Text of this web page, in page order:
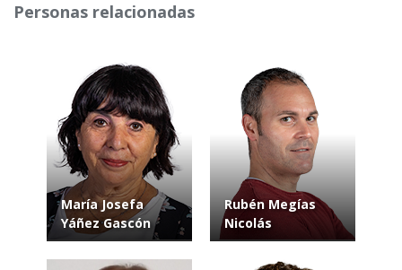
Personas relacionadas
María Josefa
Yáñez Gascón
Rubén Megías
Nicolás